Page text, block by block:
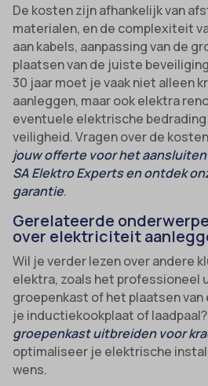
De kosten zijn afhankelijk van
materialen, en de complexiteit
aan kabels, aanpassing van de
plaatsen van de juiste
30 jaar moet je vaak niet alleen
aanleggen, maar ook elektra
eventuele elektrische
veiligheid. Vragen over de
jouw offerte voor het
SA Elektro Experts en ontdek
garantie.
Gerelateerde
over elektriciteit
Wil je verder lezen over andere
elektra, zoals het professioneel
groepenkast of het plaatsen
je inductiekookplaat of
groepenkast uitbreiden voor
optimaliseer je elektrische
wens.